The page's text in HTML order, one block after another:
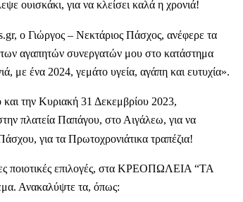
ουισκάκι, για να κλείσει καλά η χρονιά!
ο Γιώργος – Νεκτάριος Πάσχος, ανέφερε τα
αγαπητών συνεργατών μου στο κατάστημα
με ένα 2024, γεμάτο υγεία, αγάπη και ευτυχία».
την Κυριακή 31 Δεκεμβρίου 2023,
πλατεία Παπάγου, στο Αιγάλεω, για να
για τα Πρωτοχρονιάτικα τραπέζια!
ποιοτικές επιλογές, στα ΚΡΕΟΠΩΛΕΙΑ “ΤΑ
Ανακαλύψτε τα, όπως: